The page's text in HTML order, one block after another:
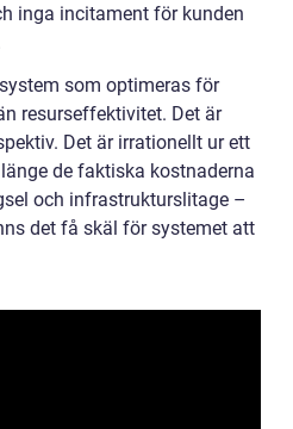
inga incitament för kunden
som optimeras för
resurseffektivitet. Det är
Det är irrationellt ur ett
de faktiska kostnaderna
och infrastrukturslitage –
det få skäl för systemet att